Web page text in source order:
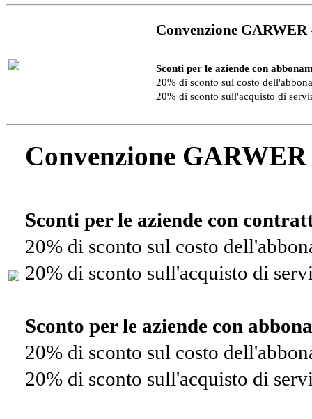
Convenzione
Sconti per le aziende con
20% di sconto sul costo
20% di sconto sull'acquisto di
Convenzione
Sconti per le aziende con
20% di sconto sul costo
20% di sconto sull'acquisto di
Sconto per le aziende con
20% di sconto sul costo
20% di sconto sull'acquisto di